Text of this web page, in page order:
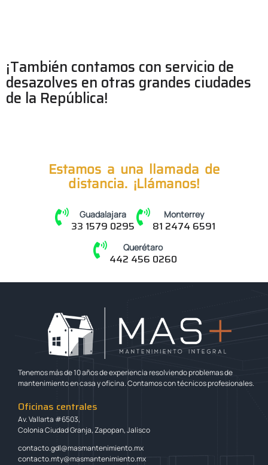
¡También contamos con servicio de
desazolves en otras grandes ciudades
de la República!
Estamos a una llamada de
distancia. ¡Llámanos!
Guadalajara
33 1579 0295
Monterrey
81 2474 6591
Querétaro
442 456 0260
Tenemos más de 10 años de experiencia resolviendo problemas de
mantenimiento en casa y oficina. Contamos con técnicos profesionales.
Oficinas centrales
Av. Vallarta #6503,
Colonia Ciudad Granja, Zapopan, Jalisco
contacto.gdl@masmantenimiento.mx
contacto.mty@masmantenimiento.mx